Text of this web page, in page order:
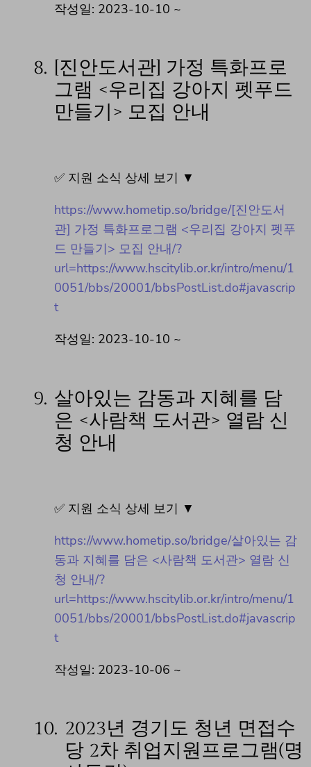
작성일: 2023-10-10 ~
8.
[진안도서관] 가정 특화프로
그램 <우리집 강아지 펫푸드
만들기> 모집 안내
✅ 지원 소식 상세 보기 ▼
https://www.hometip.so/bridge/[진안도서
관] 가정 특화프로그램 <우리집 강아지 펫푸
드 만들기> 모집 안내/?
url=https://www.hscitylib.or.kr/intro/menu/1
0051/bbs/20001/bbsPostList.do#javascrip
t
작성일: 2023-10-10 ~
9. 살아있는 감동과 지혜를 담
은 <사람책 도서관> 열람 신
청 안내
✅ 지원 소식 상세 보기 ▼
https://www.hometip.so/bridge/살아있는 감
동과 지혜를 담은 <사람책 도서관> 열람 신
청 안내/?
url=https://www.hscitylib.or.kr/intro/menu/1
0051/bbs/20001/bbsPostList.do#javascrip
t
작성일: 2023-10-06 ~
10. 2023년 경기도 청년 면접수
당 2차 취업지원프로그램(명